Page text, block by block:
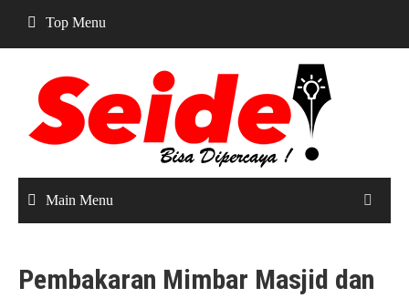
content
Top Menu
Main Menu
Pembakaran Mimbar Masjid dan